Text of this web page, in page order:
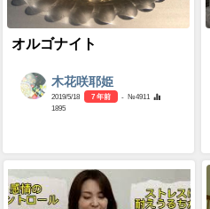
オルゴナイト
木花咲耶姫
2019/5/18 7 年前
- №4911
1895